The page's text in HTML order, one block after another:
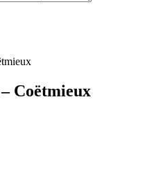
Coëtmieux